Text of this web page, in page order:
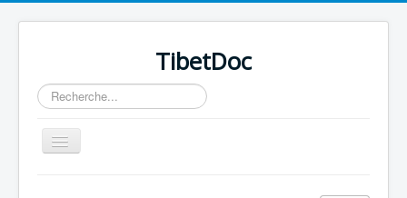
TibetDoc
Rechercher
Basculer
la